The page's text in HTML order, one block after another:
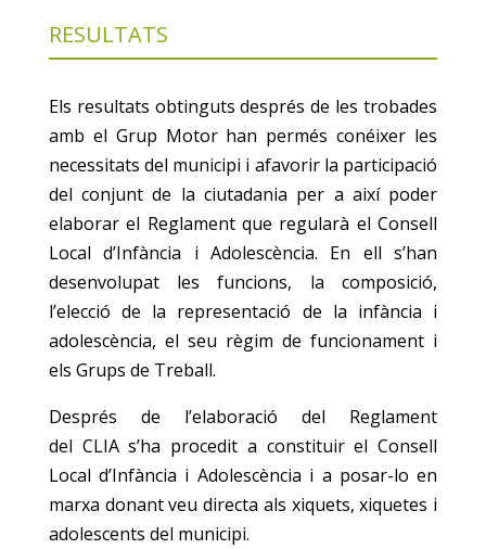
RESULTATS
Els resultats obtinguts després de les trobades
amb el Grup Motor han permés conéixer les
necessitats del municipi i afavorir la participació
del conjunt de la ciutadania per a així poder
elaborar el Reglament que regularà el Consell
Local d’Infància i Adolescència. En ell s’han
desenvolupat les funcions, la composició,
l’elecció de la representació de la infància i
adolescència, el seu règim de funcionament i
els Grups de Treball.
Després de l’elaboració del Reglament
del CLIA s’ha procedit a constituir el Consell
Local d’Infància i Adolescència i a posar-lo en
marxa donant veu directa als xiquets, xiquetes i
adolescents del municipi.